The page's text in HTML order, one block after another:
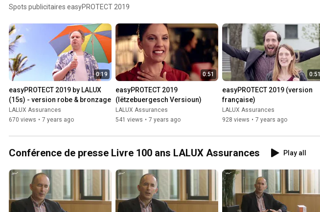
Spots publicitaires easyPROTECT 2019
0:19
easyPROTECT 2019 by LALUX
(15s) - version robe & bronzage
LALUX Assurances
670 views • 7 years ago
0:51
easyPROTECT 2019
(lëtzebuergesch Versioun)
LALUX Assurances
541 views • 7 years ago
0:51
easyPROTECT 2019 (version
française)
LALUX Assurances
928 views • 7 years ago
Conférence de presse Livre 100 ans LALUX Assurances Play all